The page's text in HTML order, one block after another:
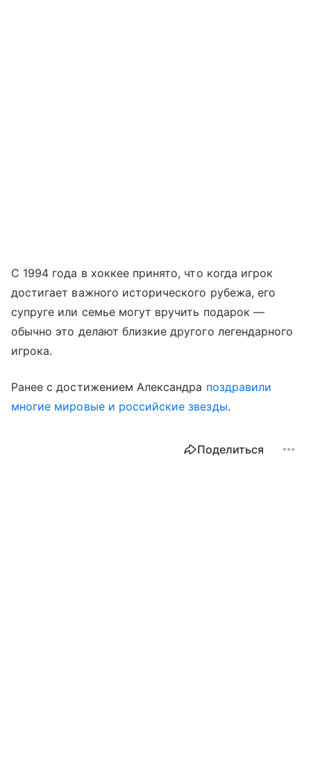
С 1994 года в хоккее принято, что когда игрок
достигает важного исторического рубежа, его
супруге или семье могут вручить подарок —
обычно это делают близкие другого легендарного
игрока.
Ранее с достижением Александра поздравили
многие мировые и российские звезды.
Поделиться